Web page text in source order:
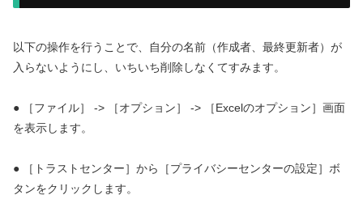
以下の操作を行うことで、自分の名前（作成者、最終更新者）が
入らないようにし、いちいち削除しなくてすみます。
● ［ファイル］ -> ［オプション］ -> ［Excelのオプション］画面
を表示します。
● ［トラストセンター］から［プライバシーセンターの設定］ボ
タンをクリックします。